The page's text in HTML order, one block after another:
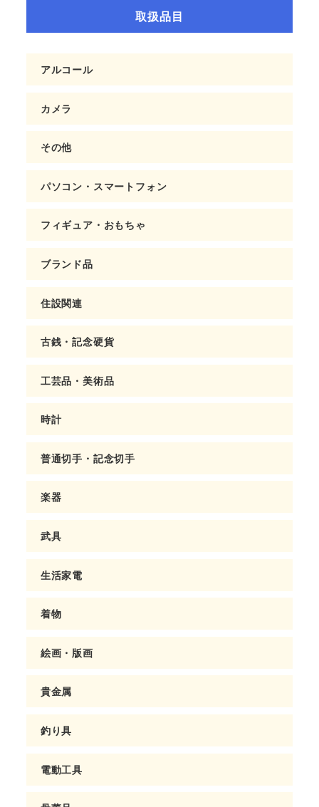
取扱品目
アルコール
カメラ
その他
パソコン・スマートフォン
フィギュア・おもちゃ
ブランド品
住設関連
古銭・記念硬貨
工芸品・美術品
時計
普通切手・記念切手
楽器
武具
生活家電
着物
絵画・版画
貴金属
釣り具
電動工具